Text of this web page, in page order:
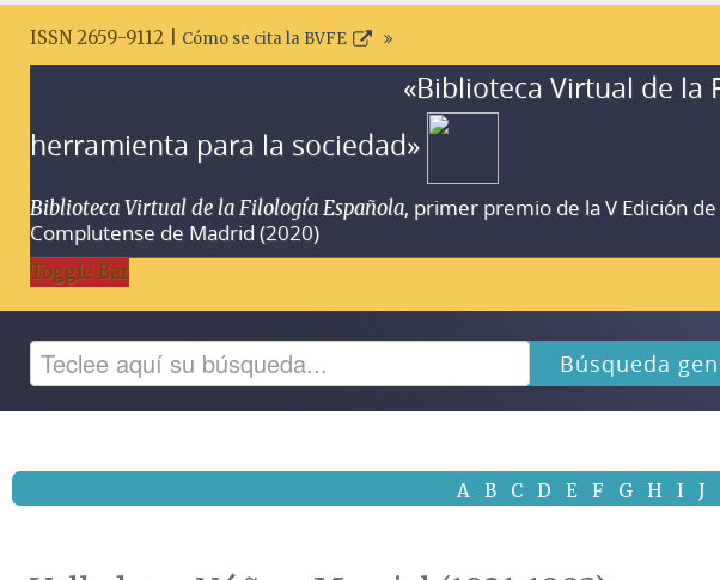
ISSN 2659-9112 | Cómo se cita la BVFE
«Biblioteca Virtual de la
herramienta para la sociedad»
Biblioteca Virtual de la Filología Española, primer premio de la V Edición
Complutense de Madrid (2020)
Toggle Bar
Búsqueda
A B C D E F G H I J